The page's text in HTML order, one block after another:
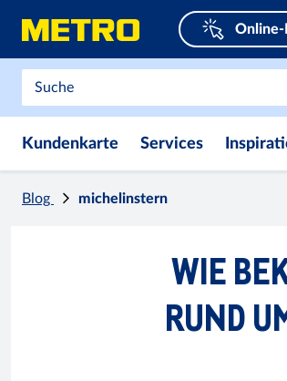
Kundenkarte Services
Blog michelinstern
WIE
RUND